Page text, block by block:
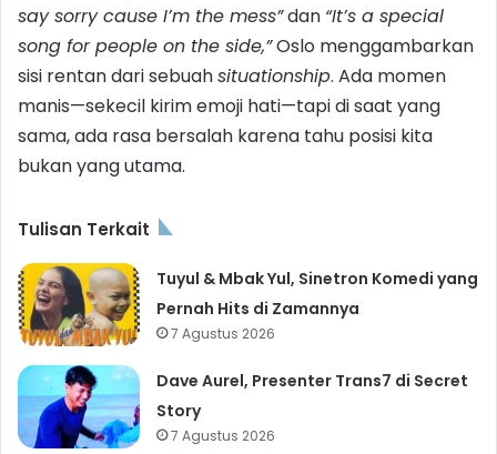
say sorry cause I’m the mess”dan “It’s a special
song for people on the side,”Oslo menggambarkan
sisi rentan dari sebuahsituationship. Ada momen
manis—sekecil kirim emoji hati—tapi di saat yang
sama, ada rasa bersalah karena tahu posisi kita
bukan yang utama.
Tulisan Terkait
Tuyul & Mbak Yul, Sinetron Komedi yang
Pernah Hits di Zamannya
7 Agustus 2026
Dave Aurel, Presenter Trans7 di Secret
Story
7 Agustus 2026